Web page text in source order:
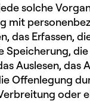
solche
mit
das Erfassen,
Speicherung,
Auslesen, das
Offenlegung
oder